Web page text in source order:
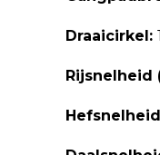
Draaicirkel:
Rijsnelheid